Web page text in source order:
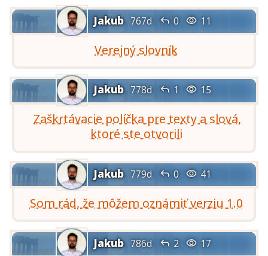
Jakub 767d  0  11
Verejný slovník
Jakub 778d  1  15
Zaškrtávacie políčka pre texty a slová,
ktoré ste otvorili
Jakub 779d  0  41
Som rád, že môžem oznámiť verziu 1.0
Jakub 786d  2  17